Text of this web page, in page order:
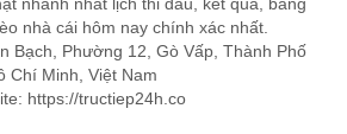
nhà cái hôm nay chính xác nhất.
Bạch, Phường 12, Gò Vấp, Thành Phố
Chí Minh, Việt Nam
https://tructiep24h.co